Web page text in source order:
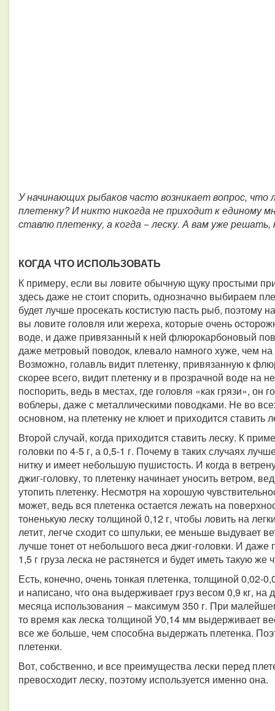
У начинающих рыбаков часто возникает вопрос, что
плетенку? И никто никогда не приходит к единому
ставлю плетенку, а когда − леску. А вам уже
КОГДА ЧТО ИСПОЛЬЗОВАТЬ
К примеру, если вы ловите обычную щуку простыми
здесь даже не стоит спорить, однозначно выбираем
будет лучше просекать костистую пасть рыб, поэтому
вы ловите головля или жереха, которые очень
воде, и даже привязанный к ней флюрокарбоновый
даже метровый поводок, клевало намного хуже, чем
Возможно, голавль видит плетенку, привязанную к
скорее всего, видит плетенку и в прозрачной воде на
поспорить, ведь в местах, где головля «как грязи»,
воблеры, даже с металлическими поводками. Не во
основном, на плетенку не клюет и приходится ставить
Второй случай, когда приходится ставить леску. К
головки по 4-5 г, а 0,5-1 г. Почему в таких случаях
нитку и имеет небольшую пушистость. И когда в
джиг-головку, то плетенку начинает уносить ветром,
утопить плетенку. Несмотря на хорошую
может, ведь вся плетенка остается лежать на
тоненькую леску толщиной 0,12 г, чтобы ловить на
летит, легче сходит со шпульки, ее меньше выдувает
лучше тонет от небольшого веса джиг-головки. И даже
1,5 г груза леска не растянется и будет иметь такую же
Есть, конечно, очень тонкая плетенка, толщиной
и написано, что она выдерживает груз весом 0,9 кг, на
месяца использования − максимум 350 г. При
то время как леска толщиной У0,14 мм выдерживает
все же больше, чем способна выдержать плетенка.
плетенки.
Вот, собственно, и все преимущества лески перед
превосходит леску, поэтому используется именно она.